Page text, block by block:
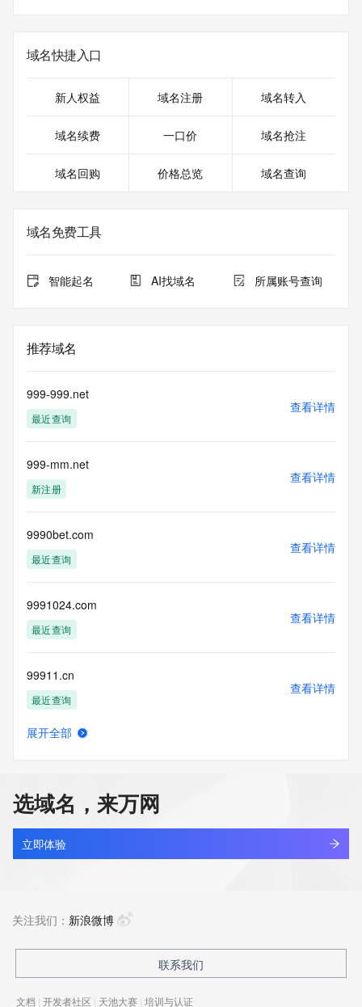
域名快捷入口
新人权益 域名注册 域名转入
域名续费 一口价 域名抢注
域名回购 价格总览 域名查询
域名免费工具
智能起名 AI找域名 所属账号查询
推荐域名
999-999.net
最近查询
查看详情
999-mm.net
新注册
查看详情
9990bet.com
最近查询
查看详情
9991024.com
最近查询
查看详情
99911.cn
最近查询
查看详情
99915.asia
最近查询
查看详情
最近查询
展开全部
选域名，来万网
立即体验
关注我们： 新浪微博
联系我们
文档 | 开发者社区 | 天池大赛 | 培训与认证